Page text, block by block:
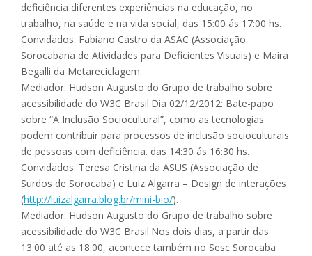
deficiência diferentes experiências na educação, no
trabalho, na saúde e na vida social, das 15:00 ás 17:00 hs.
Convidados: Fabiano Castro da ASAC (Associação
Sorocabana de Atividades para Deficientes Visuais) e Maira
Begalli da Metareciclagem.
Mediador: Hudson Augusto do Grupo de trabalho sobre
acessibilidade do W3C Brasil.Dia 02/12/2012: Bate-papo
sobre “A Inclusão Sociocultural”, como as tecnologias
podem contribuir para processos de inclusão socioculturais
de pessoas com deficiência. das 14:30 ás 16:30 hs.
Convidados: Teresa Cristina da ASUS (Associação de
Surdos de Sorocaba) e Luiz Algarra – Design de interações
(http://luizalgarra.blog.br/mini-bio/).
Mediador: Hudson Augusto do Grupo de trabalho sobre
acessibilidade do W3C Brasil.Nos dois dias, a partir das
13:00 até as 18:00, acontece também no Sesc Sorocaba